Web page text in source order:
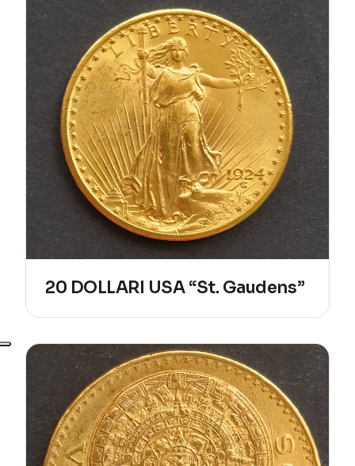
20 DOLLARI USA “St. Gaudens”